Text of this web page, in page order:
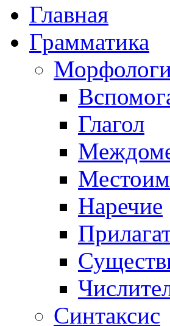
Главная
Грамматика
Глагол
Наречие
Синтаксис